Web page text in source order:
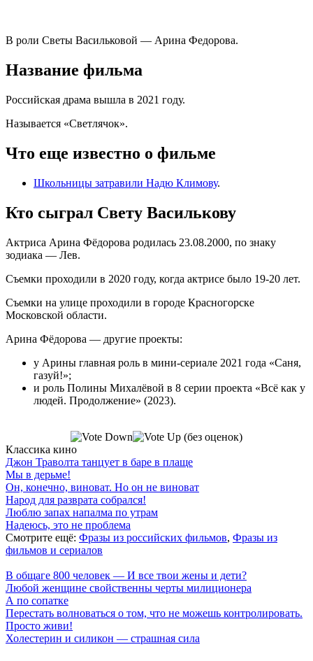
В роли Светы Васильковой — Арина Федорова.
Название фильма
Российская драма вышла в 2021 году.
Называется «Светлячок».
Что еще известно о фильме
Школьницы затравили Надю Климову.
Кто сыграл Свету Василькову
Актриса Арина Фёдорова родилась 23.08.2000, по знаку
зодиака — Лев.
Съемки проходили в 2020 году, когда актрисе было 19-20 лет.
Съемки на улице проходили в городе Красногорске
Московской области.
Арина Фёдорова — другие проекты:
у Арины главная роль в мини-сериале 2021 года «Саня,
газуй!»;
и роль Полины Михалёвой в 8 серии проекта «Всё как у
людей. Продолжение» (2023).
(без оценок)
Классика кино
Джон Траволта танцует в баре в плаще
Мы в дерьме!
Он, конечно, виноват. Но он не виноват
Народ для разврата собрался!
Люблю запах напалма по утрам
Надеюсь, это не проблема
Смотрите ещё: Фразы из российских фильмов, Фразы из
фильмов и сериалов
В общаге 800 человек — И все твои жены и дети?
Любой женщине свойственны черты милиционера
А по сопатке
Перестать волноваться о том, что не можешь контролировать.
Просто живи!
Холестерин и силикон — страшная сила